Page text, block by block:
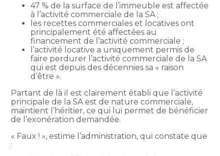
47 % de la surface de l’immeuble est affectée
à l’activité commerciale de la SA ;
les recettes commerciales et locatives ont
principalement été affectées au
financement de l’activité commerciale ;
l’activité locative a uniquement permis de
faire perdurer l’activité commerciale de la SA
qui est depuis des décennies sa « raison
d’être ».
Partant de là il est clairement établi que l’activité
principale de la SA est de nature commerciale,
maintient l’héritier, ce qui lui permet de bénéficier
de l’exonération demandée.
« Faux ! », estime l’administration, qui constate que
: